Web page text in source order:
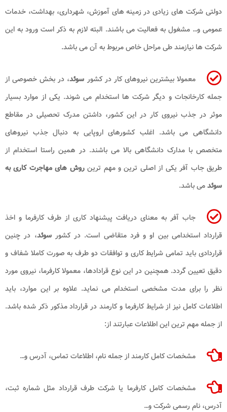
دولتی شرکت ‌های زیادی در زمینه‌ های آموزش، شهرداری، بهداشت، خدمات
عمومی و… مشغول به فعالیت می باشند. البته لازم به ذکر است ورود به این
شرکت‌ ها نیازمند طی‌ مراحل خاص مربوط به آن می‌ باشد.
معمولا بیشترین نیروهای کار در کشور سوئد، در بخش خصوصی از
جمله کارخانجات و دیگر شرکت‌ ها استخدام می‌ شوند. یکی از موارد بسیار
موثر در جذب نیروی کار در این کشور، داشتن مدرک تحصیلی در مقاطع
دانشگاهی می ‌باشد. اغلب کشورهای اروپایی به دنبال جذب نیروهای
متخصص با مدارک دانشگاهی بالا می باشند. در همین راستا استخدام از
طریق جاب ‌آفر یکی از اصلی ‌ترین و مهم ‌ترینروش ‌های مهاجرت کاری به
سوئدمی ‌باشد.
جاب‌ آفر به معنای دریافت پیشنهاد کاری از طرف کارفرما و اخذ
قرارداد استخدامی بین او و فرد متقاضی است. در کشورسوئد، در چنین
قراردادی باید تمامی شرایط کاری و توافقات دو طرف به صورت کاملا شفاف و
دقیق تعیین گردد. همچنین در این نوع قرادادها، معمولا کارفرما، نیروی مورد
نظر را برای مدت مشخصی استخدام می ‌نماید. علاوه بر این موارد، باید
اطلاعات کامل نیز از شرایط کارفرما و کارمند در قرارداد مذکور ذکر شده باشد.
از جمله مهم‌ ترین این اطلاعات عبارتند از:
مشخصات کامل کارمند از جمله نام، اطلاعات تماس، آدرس و…
مشخصات کامل کارفرما یا شرکت طرف قرارداد مثل شماره ثبت،
آدرس، نام رسمی شرکت و…